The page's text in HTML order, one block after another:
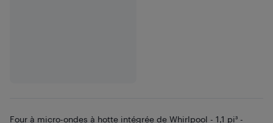
Four à micro-ondes à hotte intégrée de Whirlpool - 1,1 pi³ -